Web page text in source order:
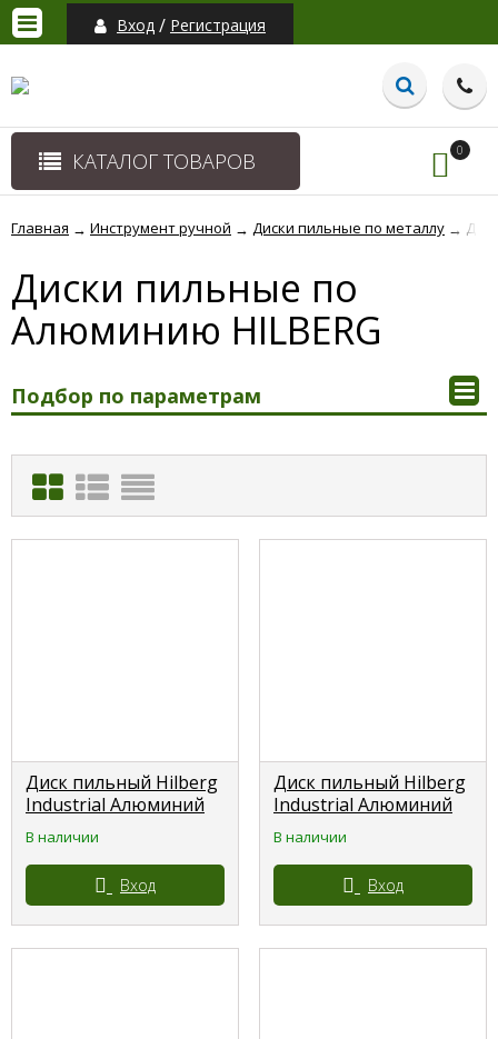
Вход / Регистрация
КАТАЛОГ ТОВАРОВ 0
Главная → Инструмент ручной → Диски пильные по металлу →
Диски пильные по
Алюминию HILBERG
Подбор по параметрам
Диск пильный Hilberg
Industrial Алюминий
160*20*48 зубьев
HILBERG
В наличии
Вход
Диск пильный Hilberg
Industrial Алюминий
165*20*56 зубьев
HILBERG
В наличии
Вход